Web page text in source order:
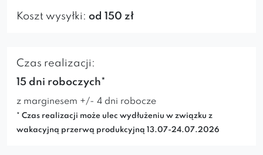
Koszt wysyłki: od 150 zł
Czas realizacji:
15 dni roboczych*
z marginesem +/- 4 dni robocze
* Czas realizacji może ulec wydłużeniu w związku z
wakacyjną przerwą produkcyjną 13.07-24.07.2026